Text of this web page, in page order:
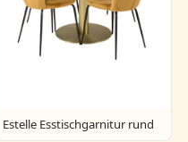
Estelle Esstischgarnitur rund